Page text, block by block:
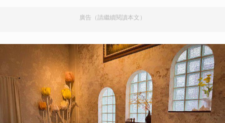
廣告（請繼續閱讀本文）